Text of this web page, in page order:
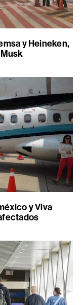
y Heineken,
y Viva